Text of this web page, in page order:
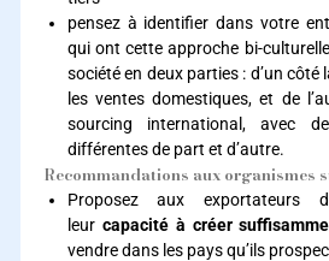
pensez à identifier dans votre
qui ont cette approche bi-
société en deux parties : d’un
les ventes domestiques, et de
sourcing international, avec
différentes de part et d’autre.
Recommandations aux organismes
Proposez aux exportateurs
leur capacité à créer
vendre dans les pays qu’ils